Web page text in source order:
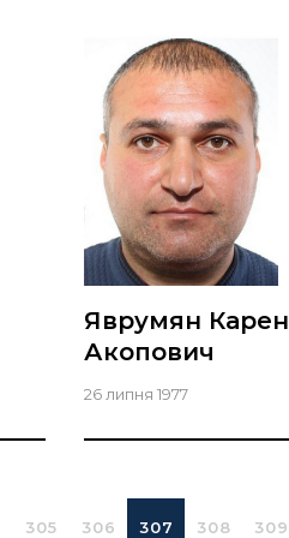
Яврумян Карен
Акопович
26 липня 1977
305 306 307 308 309